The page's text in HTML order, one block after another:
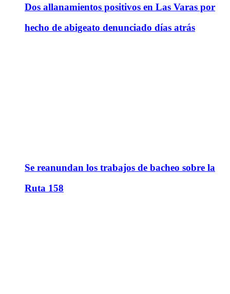
Dos allanamientos positivos en Las Varas por
hecho de abigeato denunciado días atrás
Se reanundan los trabajos de bacheo sobre la
Ruta 158